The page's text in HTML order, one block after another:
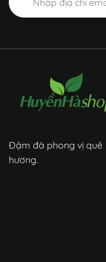
Đậm đà phong vị quê
hương.